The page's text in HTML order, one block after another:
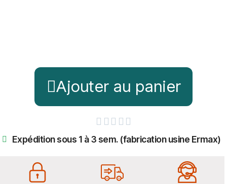
Ajouter au panier
    
Expédition sous 1 à 3 sem. (fabrication usine Ermax)